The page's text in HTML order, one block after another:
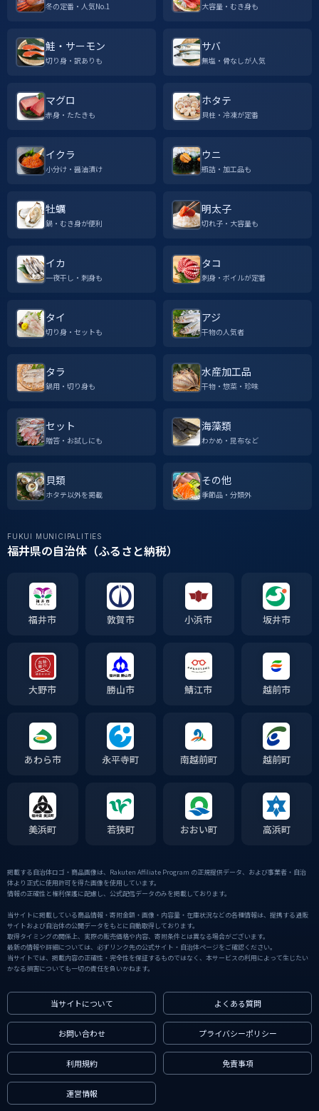
冬の定番・人気No.1 大容量・むき身も
鮭・サーモン
切り身・訳ありも
サバ
無塩・骨なしが人気
マグロ
赤身・たたきも
ホタテ
貝柱・冷凍が定番
イクラ
小分け・醤油漬け
ウニ
瓶詰・加工品も
牡蠣
鍋・むき身が便利
明太子
切れ子・大容量も
イカ
一夜干し・刺身も
タコ
刺身・ボイルが定番
タイ
切り身・セットも
アジ
干物の人気者
タラ
鍋用・切り身も
水産加工品
干物・惣菜・珍味
セット
贈答・お試しにも
海藻類
わかめ・昆布など
貝類
ホタテ以外を掲載
その他
季節品・分類外
FUKUI MUNICIPALITIES
福井県の自治体（ふるさと納税）
福井市 敦賀市 小浜市 坂井市
大野市 勝山市 鯖江市 越前市
あわら市 永平寺町 南越前町 越前町
美浜町 若狭町 おおい町 高浜町
掲載する自治体ロゴ・商品画像は、Rakuten Affiliate Program の正規提供データ、および事業者・自治
体より正式に使用許可を得た画像を使用しています。
情報の正確性と権利保護に配慮し、公式配信データのみを掲載しております。
当サイトに掲載している商品情報・寄附金額・画像・内容量・在庫状況などの各種情報は、提携する通販
サイトおよび自治体の公開データをもとに自動取得しております。
取得タイミングの関係上、実際の販売価格や内容、寄附条件とは異なる場合がございます。
最新の情報や詳細については、必ずリンク先の公式サイト・自治体ページをご確認ください。
当サイトでは、掲載内容の正確性・完全性を保証するものではなく、本サービスの利用によって生じたい
かなる損害についても一切の責任を負いかねます。
当サイトについて よくある質問
お問い合わせ プライバシーポリシー
利用規約 免責事項
運営情報